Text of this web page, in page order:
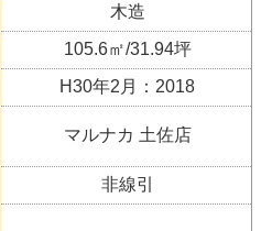
木造
105.6㎡/31.94坪
H30年2月：2018
マルナカ 土佐店
非線引